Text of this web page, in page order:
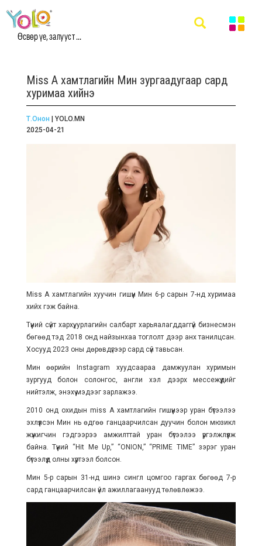
Өсвөр үе, залууст ...
Miss A хамтлагийн Мин зургаадугаар сард
хуримаа хийнэ
Т.Онон | YOLO.MN
2025-04-21
Miss A хамтлагийн хуучин гишүүн Мин 6-р сарын 7-нд хуримаа
хийх гэж байна.
Түүний сүйт хархүү, урлагийн салбарт харьяалагддаггүй бизнесмэн
бөгөөд тэд 2018 онд найзынхаа тоглолт дээр анх танилцсан.
Хосууд 2023 оны дөрөвдүгээр сард сүй тавьсан.
Мин өөрийн Instagram хуудсаараа дамжуулан хуримын
зургууд болон солонгос, англи хэл дээрх мессежүүдийг
нийтэлж, энэхүү мэдээг зарлажээ.
2010 онд охидын miss A хамтлагийн гишүүнээр уран бүтээлээ
эхлүүлсэн Мин нь өдгөө ганцаарчилсан дуучин болон мюзикл
жүжигчин гэдгээрээ амжилттай уран бүтээлээ үргэлжлүүлж
байна. Түүний “Hit Me Up,” “ONION,” “PRIME TIME” зэрэг уран
бүтээлүүд олны хүртээл болсон.
Мин 5-р сарын 31-нд шинэ сингл цомгоо гаргах бөгөөд 7-р
сард ганцаарчилсан үйл ажиллагаанууд төлөвлөжээ.